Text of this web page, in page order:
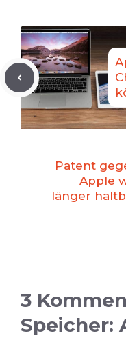
Patent
Apple
länger
3
Speicher: